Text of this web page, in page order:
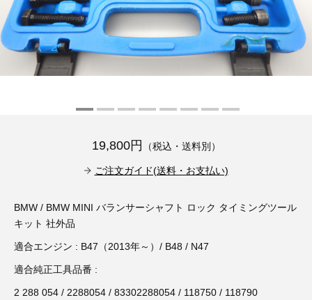
その他（20）
OTOFIX Powered by AUTEL（4）
スウェーデン車（20）
日本車（7）
バッテリーチャージャー（4）
ディーゼルインジェクター&グロープラグ ツール（7）
ホイールロック取り外しツール（6）
3D プリンターペン（8）
ステアリングロックエミュレータ（28）
その他（12）
19,800円 （税込・送料別）
ご注文ガイド(送料・お支払い)
BMW / BMW MINI バランサーシャフト ロック タイミングツール
キット 社外品
適合エンジン : B47（2013年～）/ B48 / N47
適合純正工具品番 :
2 288 054 / 2288054 / 83302288054 / 118750 / 118790